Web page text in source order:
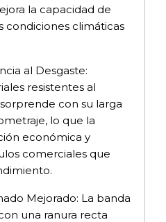
la capacidad de
condiciones climáticas
al Desgaste:
resistentes al
con su larga
lo que la
económica y
comerciales que
Mejorado: La banda
una ranura recta